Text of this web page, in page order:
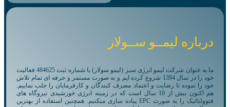
درباره لیمــو ســولار
ما به عنوان شرکت لیمو انرژی سبز (لیمو سولار) با شماره ثبت 484625 فعالیت
خود را در سال 1394 شروع کرده ایم و به صورت مستمر و حرفه ای تمام تلاش
خود را نموده تا رضایت و اعتماد مصرف کنندگان و کارفرمایان را جلب نماییم.
هم اکنون بیش از 10 سال است که در زمینه انرژی خورشیدی نیروگاه های
فتوولتائیک را به صورت EPC پیاده سازی میکنیم. همچنین استفاده از بهترین